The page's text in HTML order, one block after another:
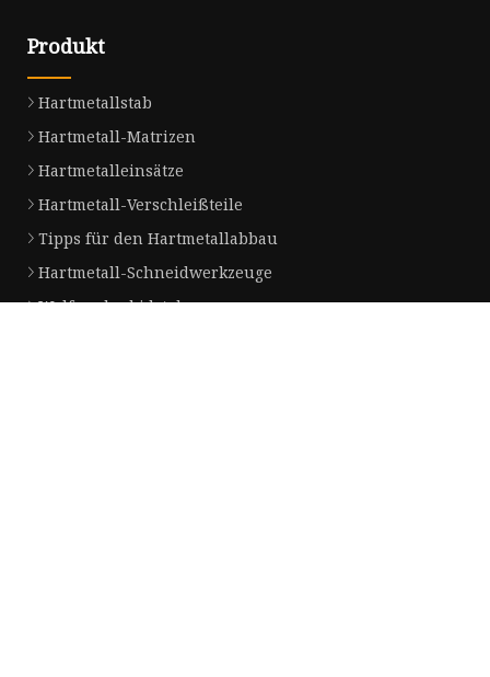
Produkt
Hartmetallstab
Hartmetall-Matrizen
Hartmetalleinsätze
Hartmetall-Verschleißteile
Tipps für den Hartmetallabbau
Hartmetall-Schneidwerkzeuge
Wolframkarbidstab